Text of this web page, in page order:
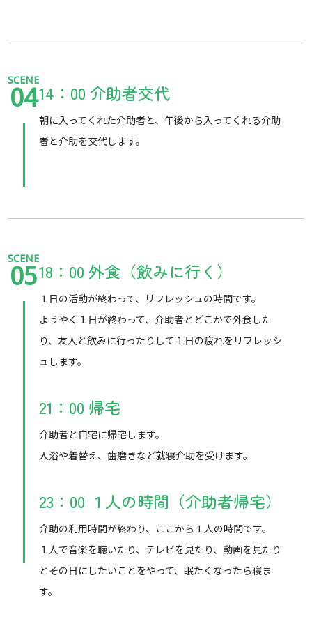
SCENE
0414：00 介助者交代
朝に入ってくれた介助者と、午後から入ってくれる介助
者と介助を交代します。
SCENE
0518：00 外食（飲みに行く）
１日の活動が終わって、リフレッシュの時間です。
ようやく１日が終わって、介助者とどこかで外食した
り、友人と飲みに行ったりして１日の疲れをリフレッシ
ュします。
21：00 帰宅
介助者と自宅に帰宅します。
入浴や着替え、歯磨きなど就寝介助を受けます。
23：00 １人の時間（介助者帰宅）
介助の利用時間が終わり、ここから１人の時間です。
１人で音楽を聴いたり、テレビを見たり、動画を見たり
とその日にしたいことをやって、眠たくなったら寝ま
す。